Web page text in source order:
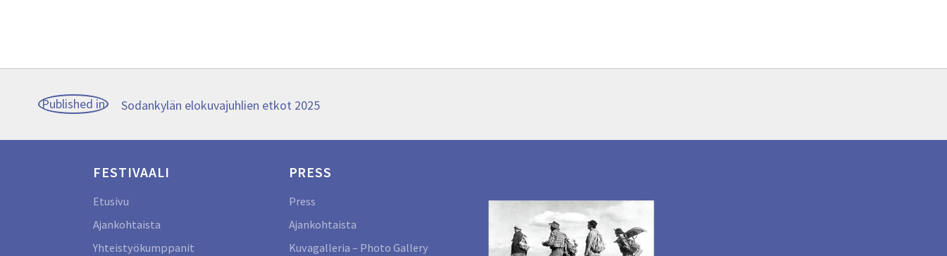
Artikkelien
selaus
Published in Sodankylän elokuvajuhlien etkot 2025
FESTIVAALI
Etusivu
Ajankohtaista
Yhteistyökumppanit
PRESS
Press
Ajankohtaista
Kuvagalleria – Photo Gallery